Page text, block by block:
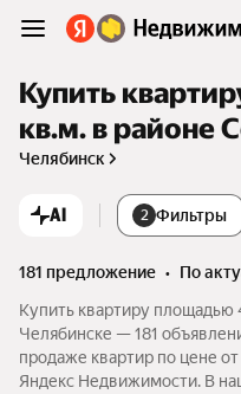
Купить
кв.м. в районе
Челябинск
AI 2 Фильтры
181 предложение •
по
Купить квартиру площадью
Челябинске — 181
продаже квартир по цене
Яндекс Недвижимости. В